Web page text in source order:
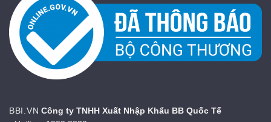
BBI.VN Công ty TNHH Xuất Nhập Khẩu BB Quốc Tế